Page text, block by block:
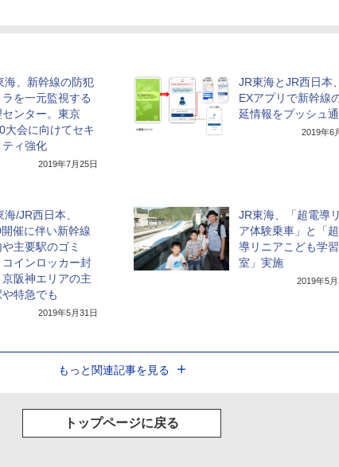
海、新幹線の防犯
ラを一元監視する
センター。東京
大会に向けてセキ
ティ強化
2019年7月25日
JR東海とJR西日本、
EXアプリで新幹線
延情報をプッシュ
2019年6
海/JR西日本、
催に伴い新幹線
主要駅のゴミ
コインロッカー封
阪神エリアの主
特急でも
2019年5月31日
JR東海、「超電導
ア体験乗車」と「
導リニアこども学
室」実施
2019年5月
もっと関連記事を見る
トップページに戻る